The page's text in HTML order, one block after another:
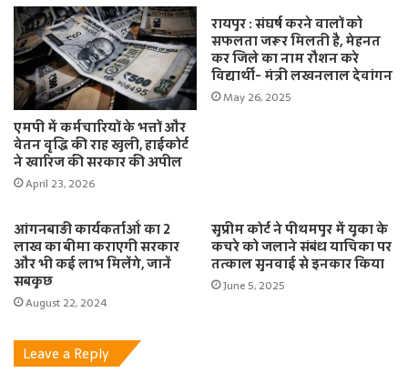
एमपी में कर्मचारियों के भत्तों और
वेतन वृद्धि की राह खुली, हाईकोर्ट
ने खारिज की सरकार की अपील
April 23, 2026
रायपुर : संघर्ष करने वालों को
सफलता जरूर मिलती है, मेहनत
कर जिले का नाम रौशन करे
विद्यार्थी- मंत्री लखनलाल देवांगन
May 26, 2025
आंगनबाड़ी कार्यकर्ताओं का 2
लाख का बीमा कराएगी सरकार
और भी कई लाभ मिलेंगे, जानें
सबकुछ
August 22, 2024
सुप्रीम कोर्ट ने पीथमपुर में यूका के
कचरे को जलाने संबंध याचिका पर
तत्काल सुनवाई से इनकार किया
June 5, 2025
Leave a Reply